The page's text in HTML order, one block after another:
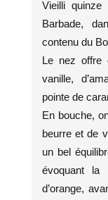
Vieilli
Barbade,
contenu du
Le nez offre
vanille,
pointe de
En bouche,
beurre et de
un bel
évoquant
d’orange,